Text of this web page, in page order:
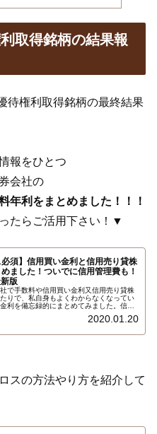
取得銘柄の結果報
待権利取得銘柄の最終結果
報をひとつ
会社の
年利をまとめました！！！
たらご活用下さい！▼
必須】信用買い金利と信用売り貸株
ました！ついでに信用管理費も！
版
で手数料や信用買い金利又信用売り貸株
りで、私自身もよくわからなくなってい
利を備忘録的にまとめてみました。信用
まとめました。こちらです…2020.01.20
スの方法やり方を紹介して